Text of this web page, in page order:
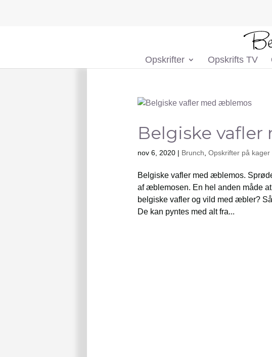
Opskrifter Opskrifts TV
Belgiske
nov 6, 2020 | Brunch Opskrifter på kager
Belgiske vafler med æblemos.
af æblemosen. En hel anden måde
belgiske vafler og vild med æbler?
De kan pyntes med alt fra...